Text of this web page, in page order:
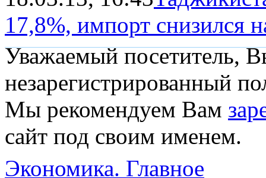
17,8%, импорт снизился
Уважаемый посетитель,
незарегистрированный
Мы рекомендуем Вам
сайт под своим именем.
Экономика. Главное